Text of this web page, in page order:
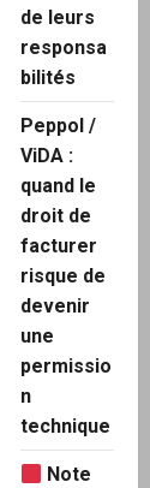
de leurs
responsa
bilités
Peppol /
ViDA :
quand le
droit de
facturer
risque de
devenir
une
permissio
n
technique
Note